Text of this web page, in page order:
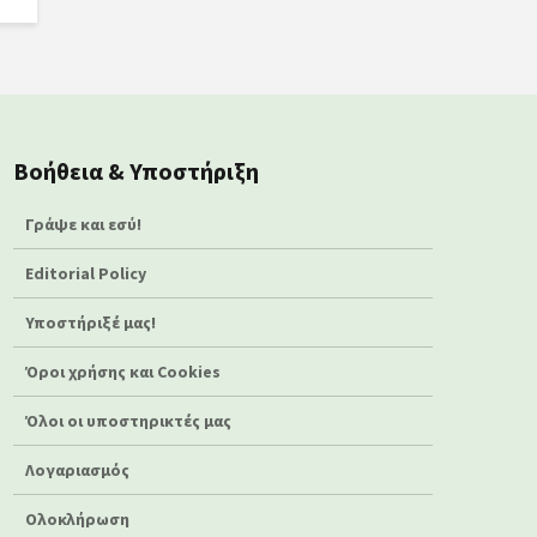
Βοήθεια & Υποστήριξη
Γράψε και εσύ!
Editorial Policy
Υποστήριξέ μας!
Όροι χρήσης και Cookies
Όλοι οι υποστηρικτές μας
Λογαριασμός
Ολοκλήρωση